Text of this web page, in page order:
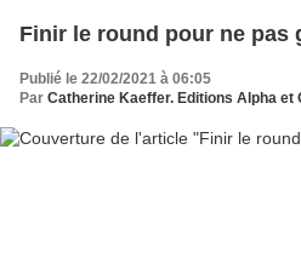
Finir le round pour ne pas
Publié le 22/02/2021 à 06:05
Par Catherine Kaeffer. Editions Alpha et